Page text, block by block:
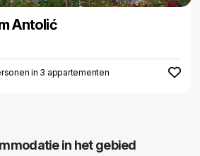
Antolić
in 3 appartementen
in het gebied